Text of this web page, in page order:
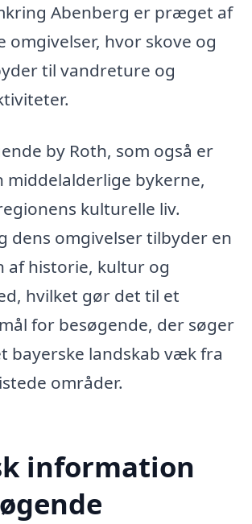
Abenberg er præget af
omgivelser, hvor skove og
til vandreture og
by Roth, som også er
middelalderlige bykerne,
kulturelle liv.
dens omgivelser tilbyder en
af historie, kultur og
hvilket gør det til et
for besøgende, der søger
bayerske landskab væk fra
områder.
information